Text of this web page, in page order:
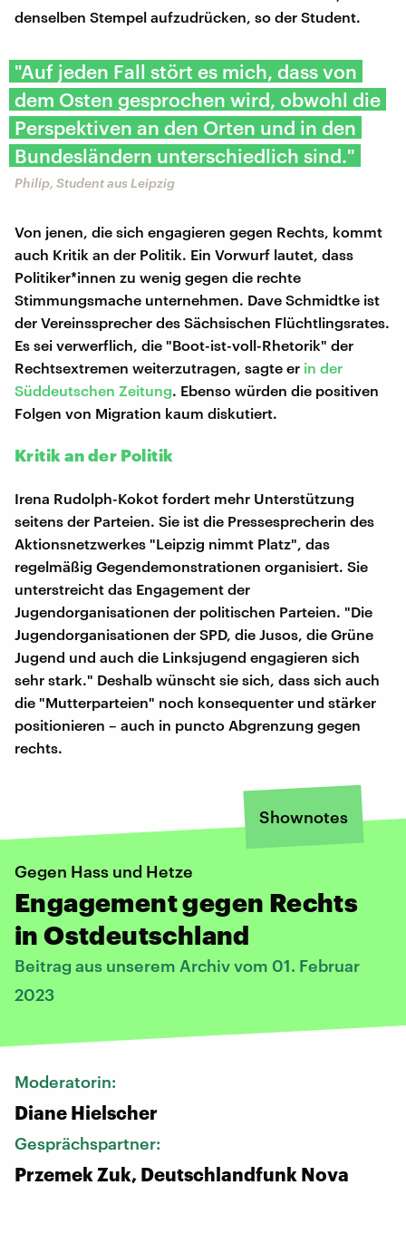
denselben Stempel aufzudrücken, so der Student.
"Auf jeden Fall stört es mich, dass von
dem Osten gesprochen wird, obwohl die
Perspektiven an den Orten und in den
Bundesländern unterschiedlich sind."
Philip, Student aus Leipzig
Von jenen, die sich engagieren gegen Rechts, kommt
auch Kritik an der Politik. Ein Vorwurf lautet, dass
Politiker*innen zu wenig gegen die rechte
Stimmungsmache unternehmen. Dave Schmidtke ist
der Vereinssprecher des Sächsischen Flüchtlingsrates.
Es sei verwerflich, die "Boot-ist-voll-Rhetorik" der
Rechtsextremen weiterzutragen, sagte er in der
Süddeutschen Zeitung. Ebenso würden die positiven
Folgen von Migration kaum diskutiert.
Kritik an der Politik
Irena Rudolph-Kokot fordert mehr Unterstützung
seitens der Parteien. Sie ist die Pressesprecherin des
Aktionsnetzwerkes "Leipzig nimmt Platz", das
regelmäßig Gegendemonstrationen organisiert. Sie
unterstreicht das Engagement der
Jugendorganisationen der politischen Parteien. "Die
Jugendorganisationen der SPD, die Jusos, die Grüne
Jugend und auch die Linksjugend engagieren sich
sehr stark." Deshalb wünscht sie sich, dass sich auch
die "Mutterparteien" noch konsequenter und stärker
positionieren – auch in puncto Abgrenzung gegen
rechts.
Shownotes
Gegen Hass und Hetze
Engagement gegen Rechts
in Ostdeutschland
Beitrag aus unserem Archiv vom 01. Februar
2023
Moderatorin:
Diane Hielscher
Gesprächspartner:
Przemek Zuk, Deutschlandfunk Nova